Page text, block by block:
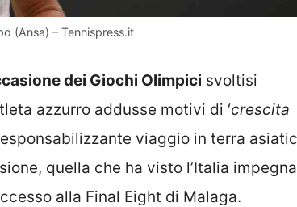
(Ansa) – Tennispress.it
dei Giochi Olimpici svoltisi
azzurro addusse motivi di ‘crescita
viaggio in terra
quella che ha visto l’Italia
alla Final Eight di Malaga.